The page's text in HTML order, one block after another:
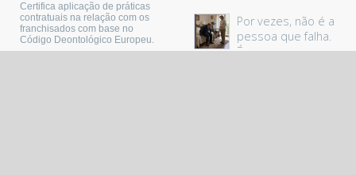
Certifica aplicação de práticas
contratuais na relação com os
franchisados com base no
Código Deontológico Europeu.
Por vezes, não é a
pessoa que falha.
É o espaço.